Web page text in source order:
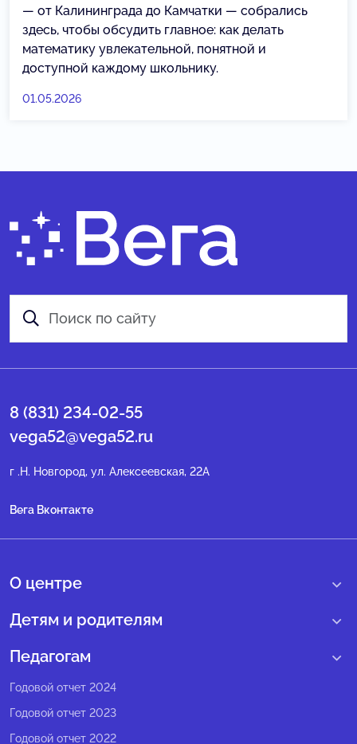
— от Калининграда до Камчатки — собрались
здесь, чтобы обсудить главное: как делать
математику увлекательной, понятной и
доступной каждому школьнику.
01.05.2026
8 (831) 234-02-55
vega52@vega52.ru
г .Н. Новгород, ул. Алексеевская, 22А
Вега Вконтакте
О центре
О нас
Структура регионального центра
Педагогический состав
Попечительский совет
Детям и родителям
Учебные интенсивные сборы
Педагогам
Программы Веги
Программы Сириус
Методические рекомендации
Годовой отчет 2024
Годовой отчет 2023
Годовой отчет 2022